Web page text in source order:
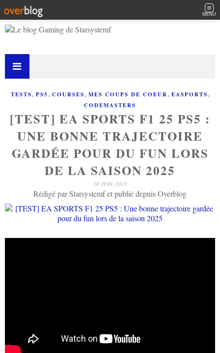
MENU
TESTS, PS5 , COURSES, MES COUPS DE COEUR, EASPORTS,
CODEMASTERS
[TEST] EA SPORTS F1 25 PS5 :
UNE BONNE TRAJECTOIRE
GARDÉE POUR DU FUN LORS
DE LA SAISON 2025
30 JUIN 2025
Rédigé par Starsystemf et publié depuis Overblog